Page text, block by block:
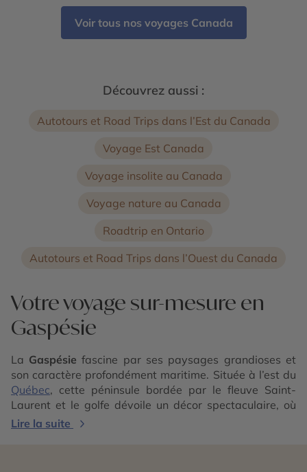
Voir tous nos voyages Canada
Découvrez aussi :
Autotours et Road Trips dans l’Est du Canada
Voyage Est Canada
Voyage insolite au Canada
Voyage nature au Canada
Roadtrip en Ontario
Autotours et Road Trips dans l’Ouest du Canada
Votre voyage sur-mesure en
Gaspésie
La Gaspésie fascine par ses paysages grandioses et
son caractère profondément maritime. Située à l’est du
Québec, cette péninsule bordée par le fleuve Saint-
Laurent et le golfe dévoile un décor spectaculaire, où
falaises vertigineuses, plages sauvages et montagnes
Lire la suite